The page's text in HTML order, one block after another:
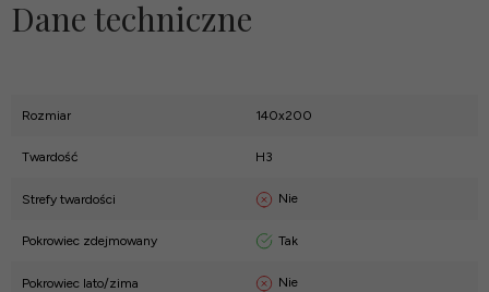
Dane techniczne
Rozmiar 140x200
Twardość H3
Strefy twardości Nie
Pokrowiec zdejmowany Tak
Pokrowiec lato/zima Nie